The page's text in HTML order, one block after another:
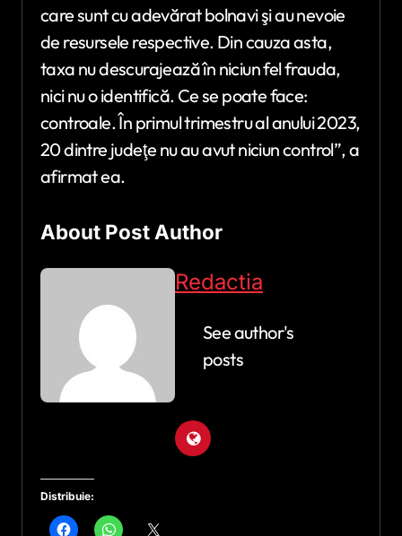
care sunt cu adevărat bolnavi şi au nevoie
de resursele respective. Din cauza asta,
taxa nu descurajează în niciun fel frauda,
nici nu o identifică. Ce se poate face:
controale. În primul trimestru al anului 2023,
20 dintre judeţe nu au avut niciun control”, a
afirmat ea.
About Post Author
Redactia
See author's
posts
Distribuie: